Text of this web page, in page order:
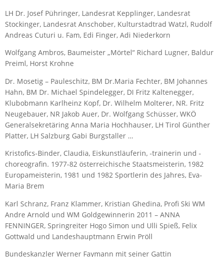
LH Dr. Josef Pühringer, Landesrat Kepplinger, Landesrat
Stockinger, Landesrat Anschober, Kulturstadtrad Watzl, Rudolf
Andreas Cuturi u. Fam, Edi Finger, Adi Niederkorn
Wolfgang Ambros, Baumeister „Mörtel“ Richard Lugner, Baldur
Preiml, Horst Krohne
Dr. Mosetig – Pauleschitz, BM Dr.Maria Fechter, BM Johannes
Hahn, BM Dr. Michael Spindelegger, DI Fritz Kaltenegger,
Klubobmann Karlheinz Kopf, Dr. Wilhelm Molterer, NR. Fritz
Neugebauer, NR Jakob Auer, Dr. Wolfgang Schüsser, WKÖ
Generalsekretäring Anna Maria Hochhauser, LH Tirol Günther
Platter, LH Salzburg Gabi Burgstaller …
Kristofics-Binder, Claudia, Eiskunstläuferin, -trainerin und -
choreografin. 1977-82 österreichische Staatsmeisterin, 1982
Europameisterin, 1981 und 1982 Sportlerin des Jahres, Eva-
Maria Brem
Karl Schranz, Franz Klammer, Kristian Ghedina, Profi Ski WM
Andre Arnold und WM Goldgewinnerin 2011 – ANNA
FENNINGER, Springreiter Hogo Simon und Ulli Spieß, Felix
Gottwald und Landeshauptmann Erwin Pröll
Bundeskanzler Werner Faymann mit seiner Gattin